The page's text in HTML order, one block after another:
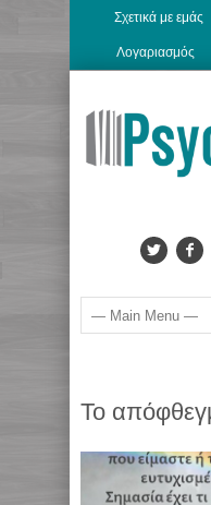
Σχετικά με εμάς
Λογαριασμός
Το